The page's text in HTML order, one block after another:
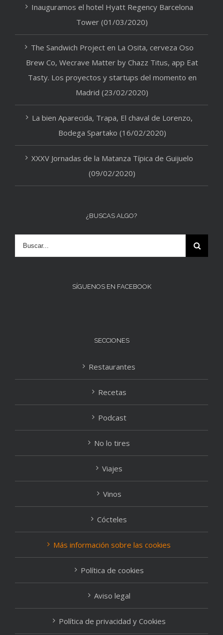
Inauguramos el hotel Hyatt Regency Barcelona
Tower (01/03/2020)
The Sandwich Project en La Osita, cerveza Oso
Brew Co, Wecrave Matter by Chazz Titus, app Eat
Tasty. Los proyectos y startups del momento en
Madrid (23/02/2020)
La bien Aparecida, Trapa, El chaval de Lorenzo,
Bodega Spartako (16/02/2020)
XXXV Jornadas de la Matanza Típica de Guijuelo
(09/02/2020)
¿BUSCAS ALGO?
SÍGUENOS EN FACEBOOK
SECCIONES
Restaurantes
Recetas
Podcast
No lo tires
Viajes
Vinos
Cócteles
Más información sobre las cookies
Política de cookies
Aviso legal
Política de privacidad y Cookies